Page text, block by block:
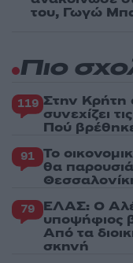
του, Γωγώ
Πιο
119 Στην Κρήτη
συνεχίζει
Πού
91 Το
θα
79 ΕΛΑΣ: Ο
υποψήφιος
Από τα
σκηνή